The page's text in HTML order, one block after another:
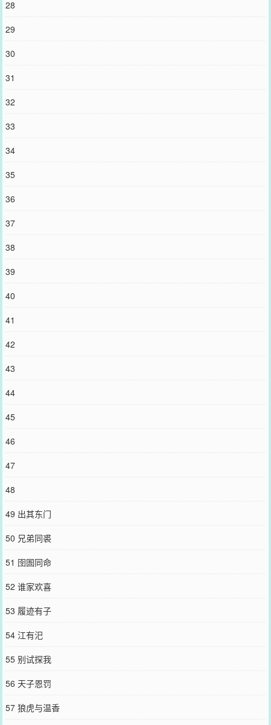
28
29
30
31
32
33
34
35
36
37
38
39
40
41
42
43
44
45
46
47
48
49 出其东门
50 兄弟同裘
51 囹圄同命
52 谁家欢喜
53 履迹有子
54 江有汜
55 别试探我
56 天子恩罚
57 狼虎与温香